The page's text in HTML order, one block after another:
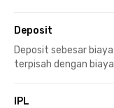
Deposit
Deposit sebesar
terpisah dengan
IPL